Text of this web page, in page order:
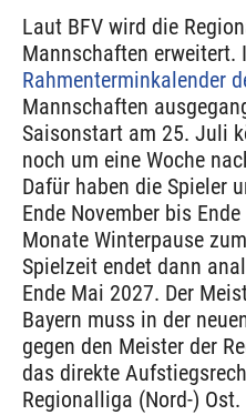
Laut BFV wird die
Mannschaften erweitert.
Rahmenterminkalender
Mannschaften
Saisonstart am 25. Juli
noch um eine Woche
Dafür haben die Spieler
Ende November bis
Monate Winterpause
Spielzeit endet dann
Ende Mai 2027. Der
Bayern muss in der
gegen den Meister der
das direkte
Regionalliga (Nord-) Ost.